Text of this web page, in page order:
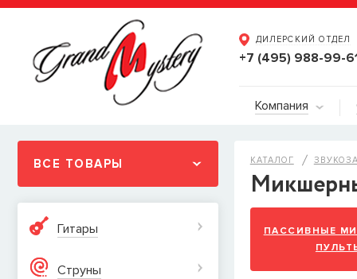
ДИЛЕРСКИЙ ОТДЕЛ
+7 (495) 988-99-
Компания
ВСЕ ТОВАРЫ
Гитары
Струны
КАТАЛОГ
ПАССИВНЫЕ